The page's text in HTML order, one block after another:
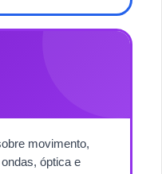
movimento,
óptica e